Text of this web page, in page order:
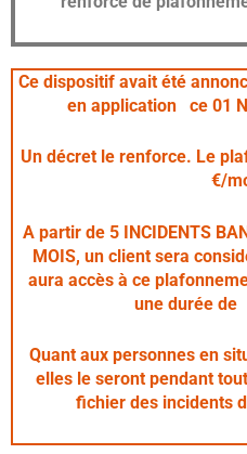
Ce dispositif avait été
en application ce
Un décret le renforce. Le
€/
A partir de 5 INCIDENTS
MOIS, un client sera
aura accès à ce
une durée
Quant aux personnes en
elles le seront pendant
fichier des incidents